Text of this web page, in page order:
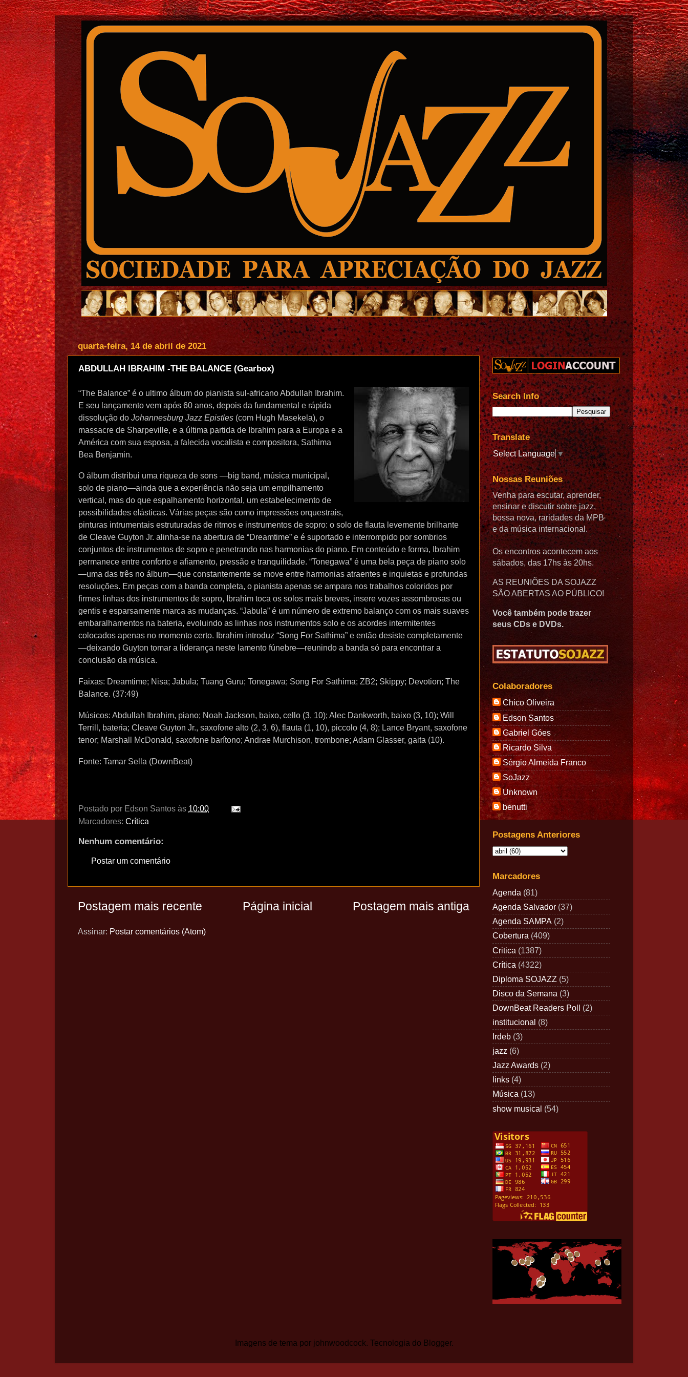
quarta-feira, 14 de abril de 2021
ABDULLAH IBRAHIM -THE BALANCE (Gearbox)
“The Balance” é o ultimo álbum do pianista sul-africano Abdullah Ibrahim.
E seu lançamento vem após 60 anos, depois da fundamental e rápida
dissolução do Johannesburg Jazz Epistles (com Hugh Masekela), o
massacre de Sharpeville, e a última partida de Ibrahim para a Europa e a
América com sua esposa, a falecida vocalista e compositora, Sathima
Bea Benjamin.
O álbum distribui uma riqueza de sons —big band, música municipal,
solo de piano—ainda que a experiência não seja um empilhamento
vertical, mas do que espalhamento horizontal, um estabelecimento de
possibilidades elásticas. Várias peças são como impressões orquestrais,
pinturas intrumentais estruturadas de ritmos e instrumentos de sopro: o solo de flauta levemente brilhante
de Cleave Guyton Jr. alinha-se na abertura de “Dreamtime” e é suportado e interrompido por sombrios
conjuntos de instrumentos de sopro e penetrando nas harmonias do piano. Em conteúdo e forma, Ibrahim
permanece entre conforto e afiamento, pressão e tranquilidade. “Tonegawa” é uma bela peça de piano solo
—uma das três no álbum—que constantemente se move entre harmonias atraentes e inquietas e profundas
resoluções. Em peças com a banda completa, o pianista apenas se ampara nos trabalhos coloridos por
firmes linhas dos instrumentos de sopro, Ibrahim toca os solos mais breves, insere vozes assombrosas ou
gentis e esparsamente marca as mudanças. “Jabula” é um número de extremo balanço com os mais suaves
embaralhamentos na bateria, evoluindo as linhas nos instrumentos solo e os acordes intermitentes
colocados apenas no momento certo. Ibrahim introduz “Song For Sathima” e então desiste completamente
—deixando Guyton tomar a liderança neste lamento fúnebre—reunindo a banda só para encontrar a
conclusão da música.
Faixas: Dreamtime; Nisa; Jabula; Tuang Guru; Tonegawa; Song For Sathima; ZB2; Skippy; Devotion; The
Balance. (37:49)
Músicos: Abdullah Ibrahim, piano; Noah Jackson, baixo, cello (3, 10); Alec Dankworth, baixo (3, 10); Will
Terrill, bateria; Cleave Guyton Jr., saxofone alto (2, 3, 6), flauta (1, 10), piccolo (4, 8); Lance Bryant, saxofone
tenor; Marshall McDonald, saxofone barítono; Andrae Murchison, trombone; Adam Glasser, gaita (10).
Fonte: Tamar Sella (DownBeat)
Postado por Edson Santos às 10:00
Marcadores: Crítica
Nenhum comentário:
Postar um comentário
Postagem mais recente Postagem mais antiga
Página inicial
Assinar: Postar comentários (Atom)
Search Info
Translate
Select Language▼
Nossas Reuniões
Venha para escutar, aprender,
ensinar e discutir sobre jazz,
bossa nova, raridades da MPB
e da música internacional.
Os encontros acontecem aos
sábados, das 17hs às 20hs.
AS REUNIÕES DA SOJAZZ
SÃO ABERTAS AO PÚBLICO!
Você também pode trazer
seus CDs e DVDs.
Colaboradores
Chico Oliveira
Edson Santos
Gabriel Góes
Ricardo Silva
Sérgio Almeida Franco
SoJazz
Unknown
benutti
Postagens Anteriores
Marcadores
Agenda (81)
Agenda Salvador (37)
Agenda SAMPA (2)
Cobertura (409)
Critica (1387)
Crítica (4322)
Diploma SOJAZZ (5)
Disco da Semana (3)
DownBeat Readers Poll (2)
institucional (8)
Irdeb (3)
jazz (6)
Jazz Awards (2)
links (4)
Música (13)
show musical (54)
Imagens de tema por johnwoodcock. Tecnologia do Blogger.